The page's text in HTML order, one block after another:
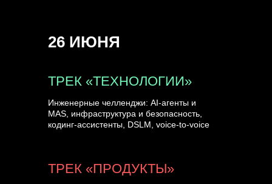
26 ИЮНЯ
ТРЕК «ПРОДУКТЫ»
Инженерные челленджи: AI-агенты и
MAS, инфраструктура и безопасность,
кодинг-ассистенты, DSLM, voice-to-voice
ТРЕК «ТЕХНОЛОГИИ»